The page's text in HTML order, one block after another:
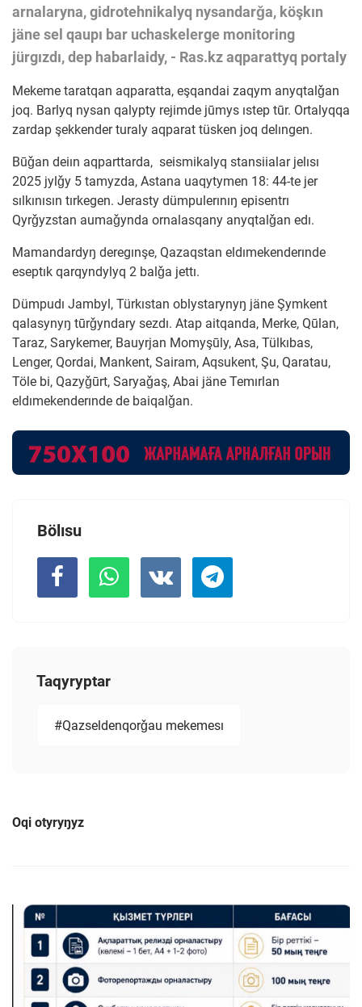
arnalaryna, gidrotehnikalyq nysandarǧa, köşkın
jäne sel qaupı bar uchaskelerge monitoring
jürgızdı, dep habarlaidy, - Ras.kz aqparattyq portaly
Mekeme taratqan aqparatta, eşqandai zaqym anyqtalǧan
joq. Barlyq nysan qalypty rejimde jūmys ıstep tūr. Ortalyqqa
zardap şekkender turaly aqparat tüsken joq delıngen.
Būǧan deiın aqparttarda, seismikalyq stansiialar jelısı
2025 jylǧy 5 tamyzda, Astana uaqytymen 18: 44-te jer
sılkınısın tırkegen. Jerasty dümpulerınıŋ episentrı
Qyrǧyzstan aumaǧynda ornalasqany anyqtalǧan edı.
Mamandardyŋ deregınşe, Qazaqstan eldımekenderınde
eseptık qarqyndylyq 2 balǧa jettı.
Dümpudı Jambyl, Türkıstan oblystarynyŋ jäne Şymkent
qalasynyŋ tūrǧyndary sezdı. Atap aitqanda, Merke, Qūlan,
Taraz, Sarykemer, Bauyrjan Momyşūly, Asa, Tülkıbas,
Lenger, Qordai, Mankent, Sairam, Aqsukent, Şu, Qaratau,
Töle bi, Qazyǧūrt, Saryaǧaş, Abai jäne Temırlan
eldımekenderınde de baiqalǧan.
Bölısu
Taqyryptar
#Qazseldenqorǧau mekemesı
Oqi otyryŋyz